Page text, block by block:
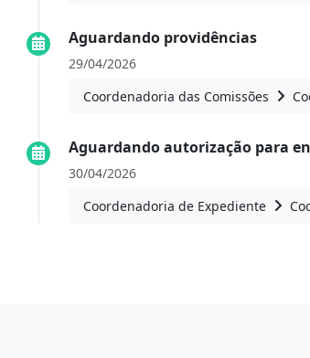
Aguardando providências
29/04/2026
Coordenadoria das Comissões
Aguardando autorização para
30/04/2026
Coordenadoria de Expediente